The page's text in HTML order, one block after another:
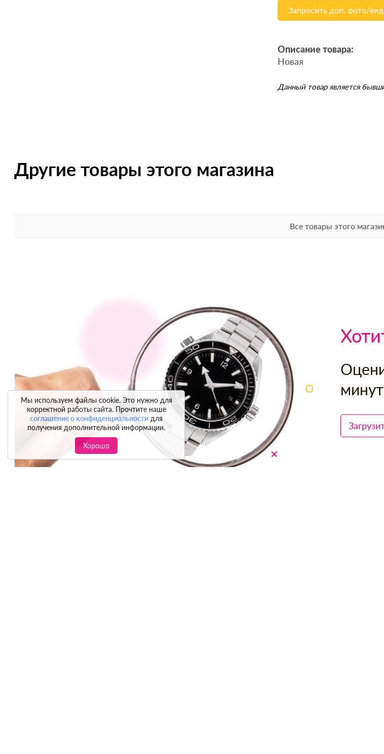
Запросить доп. фото/
Описание товара:
Новая
Данный товар является
Другие товары этого магазина
Все товары этого
минут
Мы используем файлы cookie. Это нужно для
корректной работы сайта. Прочтите наше
соглашение о конфиденциальности для
получения дополнительной информации.
Хорошо